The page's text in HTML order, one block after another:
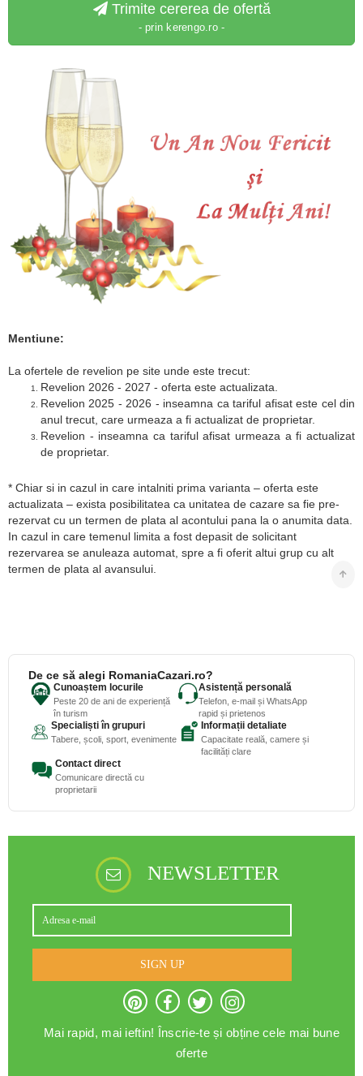
Trimite cererea de ofertă
- prin kerengo.ro -
Mentiune:
La ofertele de revelion pe site unde este trecut:
Revelion 2026 - 2027 - oferta este actualizata.
Revelion 2025 - 2026 - inseamna ca tariful afisat este cel din
anul trecut, care urmeaza a fi actualizat de proprietar.
Revelion - inseamna ca tariful afisat urmeaza a fi actualizat
de proprietar.
* Chiar si in cazul in care intalniti prima varianta – oferta este
actualizata – exista posibilitatea ca unitatea de cazare sa fie pre-
rezervat cu un termen de plata al acontului pana la o anumita data.
In cazul in care temenul limita a fost depasit de solicitant
rezervarea se anuleaza automat, spre a fi oferit altui grup cu alt
termen de plata al avansului.
De ce să alegi RomaniaCazari.ro?
Cunoaștem locurile
Peste 20 de ani de experiență
în turism
Asistență personală
Telefon, e-mail și WhatsApp
rapid și prietenos
Specialiști în grupuri
Tabere, școli, sport, evenimente
Informații detaliate
Capacitate reală, camere și
facilități clare
Contact direct
Comunicare directă cu
proprietarii
NEWSLETTER
SIGN UP
Mai rapid, mai ieftin! Înscrie-te și obține cele mai bune
oferte